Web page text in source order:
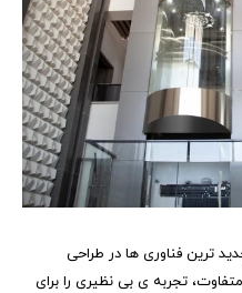
ترین فناوری‌ ها در طراحی
تجربه ‌ی بی‌ نظیری را برای